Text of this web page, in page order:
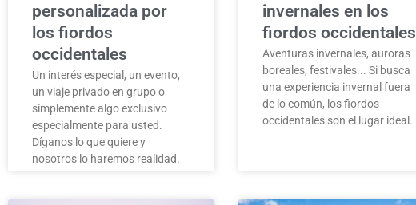
personalizada por
los fiordos
occidentales
Un interés especial, un evento,
un viaje privado en grupo o
simplemente algo exclusivo
especialmente para usted.
Díganos lo que quiere y
nosotros lo haremos realidad.
invernales en los
fiordos occidentales
Aventuras invernales, auroras
boreales, festivales... Si busca
una experiencia invernal fuera
de lo común, los fiordos
occidentales son el lugar ideal.